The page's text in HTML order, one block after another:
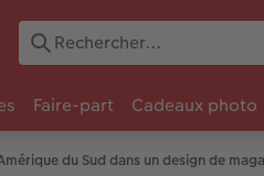
Faire-part Cadeaux photo
du Sud dans un design de